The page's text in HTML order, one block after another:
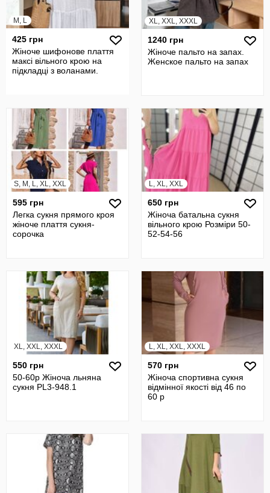
M, L
425 грн
Жіноче шифонове плаття
максі вільного крою на
підкладці з воланами.
XL, XXL, XXXL
1240 грн
Жіноче пальто на запах.
Женское пальто на запах
S, M, L, XL, XXL
595 грн
Легка сукня прямого кроя
жіноче плаття сукня-
сорочка
L, XL, XXL
650 грн
Жіноча батальна сукня
вільного крою Розміри 50-
52-54-56
XL, XXL, XXXL
550 грн
50-60р Жіноча льняна
сукня PL3-948.1
L, XL, XXL, XXXL
570 грн
Жіноча спортивна сукня
відмінної якості від 46 по
60 р